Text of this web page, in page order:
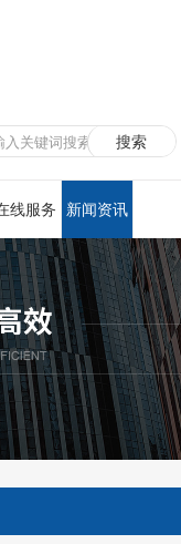
线服务 新闻资讯